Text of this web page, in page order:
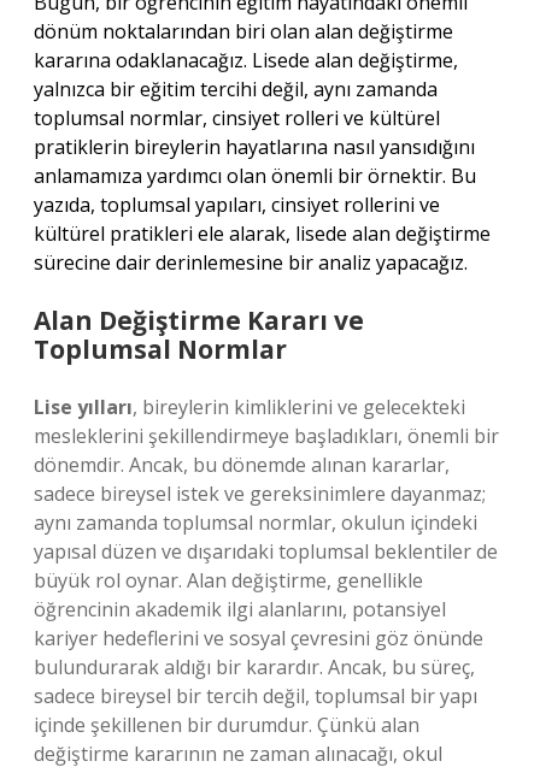
dönüm noktalarından biri olan alan değiştirme
kararına odaklanacağız. Lisede alan değiştirme,
yalnızca bir eğitim tercihi değil, aynı zamanda
toplumsal normlar, cinsiyet rolleri ve kültürel
pratiklerin bireylerin hayatlarına nasıl yansıdığını
anlamamıza yardımcı olan önemli bir örnektir. Bu
yazıda, toplumsal yapıları, cinsiyet rollerini ve
kültürel pratikleri ele alarak, lisede alan değiştirme
sürecine dair derinlemesine bir analiz yapacağız.
Alan Değiştirme Kararı ve
Toplumsal Normlar
Lise yılları, bireylerin kimliklerini ve gelecekteki
mesleklerini şekillendirmeye başladıkları, önemli bir
dönemdir. Ancak, bu dönemde alınan kararlar,
sadece bireysel istek ve gereksinimlere dayanmaz;
aynı zamanda toplumsal normlar, okulun içindeki
yapısal düzen ve dışarıdaki toplumsal beklentiler de
büyük rol oynar. Alan değiştirme, genellikle
öğrencinin akademik ilgi alanlarını, potansiyel
kariyer hedeflerini ve sosyal çevresini göz önünde
bulundurarak aldığı bir karardır. Ancak, bu süreç,
sadece bireysel bir tercih değil, toplumsal bir yapı
içinde şekillenen bir durumdur. Çünkü alan
değiştirme kararının ne zaman alınacağı, okul